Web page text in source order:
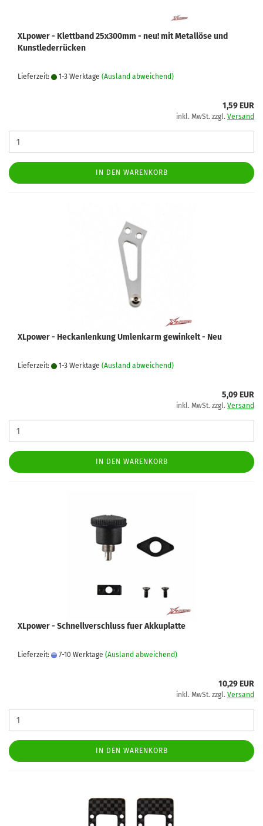
XLpower - Klettband 25x300mm - neu! mit Metallöse und
Kunstlederrücken
Lieferzeit: 1-3 Werktage (Ausland abweichend)
1,59 EUR
inkl. MwSt. zzgl. Versand
IN DEN WARENKORB
XLpower - Heckanlenkung Umlenkarm gewinkelt - Neu
Lieferzeit: 1-3 Werktage (Ausland abweichend)
5,09 EUR
inkl. MwSt. zzgl. Versand
IN DEN WARENKORB
XLpower - Schnellverschluss fuer Akkuplatte
Lieferzeit: 7-10 Werktage (Ausland abweichend)
10,29 EUR
inkl. MwSt. zzgl. Versand
IN DEN WARENKORB